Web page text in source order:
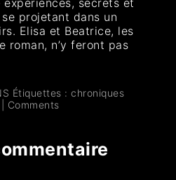
secrets et
projetant dans un
Elisa et Beatrice, les
roman, n’y feront pas
Étiquettes :chroniques
Comments